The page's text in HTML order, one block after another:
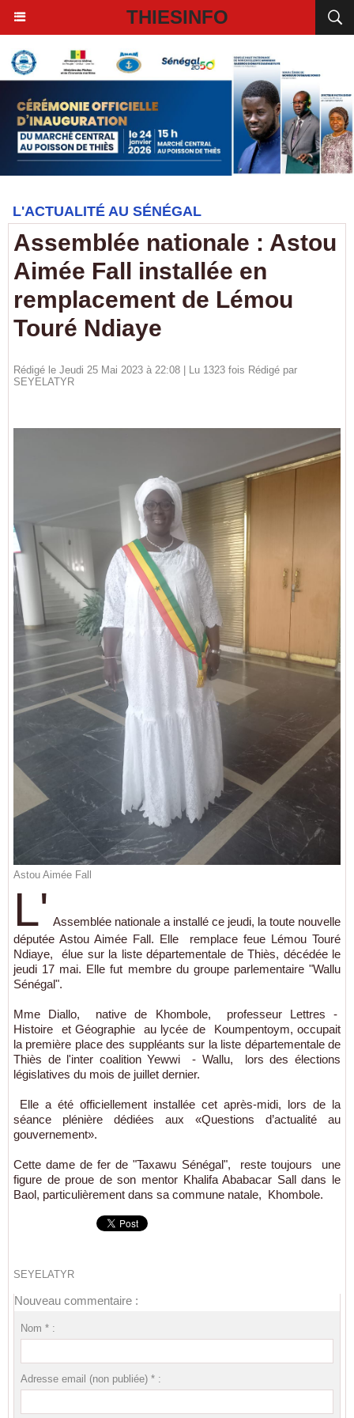
THIESINFO
L'ACTUALITÉ AU SÉNÉGAL
Assemblée nationale : Astou
Aimée Fall installée en
remplacement de Lémou
Touré Ndiaye
Rédigé le Jeudi 25 Mai 2023 à 22:08 | Lu 1323 fois Rédigé par
SEYELATYR
Astou Aimée Fall
L' Assemblée nationale a installé ce jeudi, la toute nouvelle
députée Astou Aimée Fall. Elle remplace feue Lémou Touré
Ndiaye, élue sur la liste départementale de Thiès, décédée le
jeudi 17 mai. Elle fut membre du groupe parlementaire "Wallu
Sénégal".
Mme Diallo, native de Khombole, professeur Lettres -
Histoire et Géographie au lycée de Koumpentoym, occupait
la première place des suppléants sur la liste départementale de
Thiès de l'inter coalition Yewwi - Wallu, lors des élections
législatives du mois de juillet dernier.
Elle a été officiellement installée cet après-midi, lors de la
séance plénière dédiées aux «Questions d’actualité au
gouvernement».
Cette dame de fer de "Taxawu Sénégal", reste toujours une
figure de proue de son mentor Khalifa Ababacar Sall dans le
Baol, particulièrement dans sa commune natale, Khombole.
SEYELATYR
Nouveau commentaire :
Nom * :
Adresse email (non publiée) * :